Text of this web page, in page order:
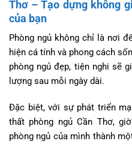
Thơ – Tạo dựng không
của bạn
Phòng ngủ không chỉ là nơi
hiện cá tính và phong cách
phòng ngủ đẹp, tiện nghi sẽ
lượng sau mỗi ngày dài.
Đặc biệt, với sự phát triển
thất phòng ngủ Cần Thơ,
phòng ngủ của mình thành